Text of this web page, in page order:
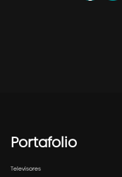
Portafolio
Televisores